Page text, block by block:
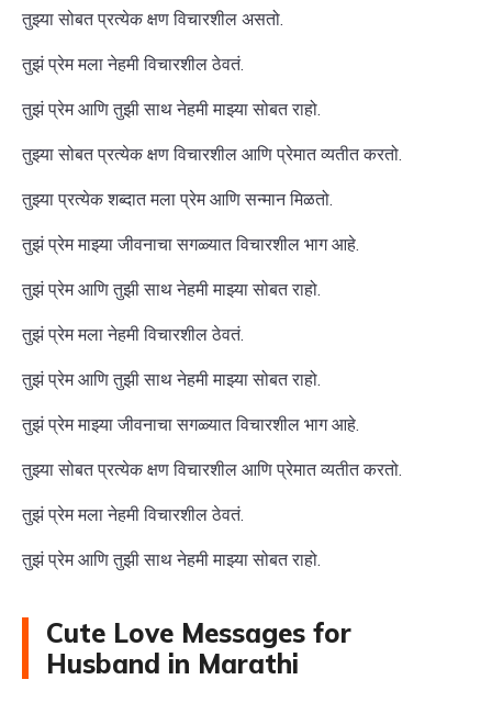
तुझ्या सोबत प्रत्येक क्षण विचारशील असतो.
तुझं प्रेम मला नेहमी विचारशील ठेवतं.
तुझं प्रेम आणि तुझी साथ नेहमी माझ्या सोबत राहो.
तुझ्या सोबत प्रत्येक क्षण विचारशील आणि प्रेमात व्यतीत करतो.
तुझ्या प्रत्येक शब्दात मला प्रेम आणि सन्मान मिळतो.
तुझं प्रेम माझ्या जीवनाचा सगळ्यात विचारशील भाग आहे.
तुझं प्रेम आणि तुझी साथ नेहमी माझ्या सोबत राहो.
तुझं प्रेम मला नेहमी विचारशील ठेवतं.
तुझं प्रेम आणि तुझी साथ नेहमी माझ्या सोबत राहो.
तुझं प्रेम माझ्या जीवनाचा सगळ्यात विचारशील भाग आहे.
तुझ्या सोबत प्रत्येक क्षण विचारशील आणि प्रेमात व्यतीत करतो.
तुझं प्रेम मला नेहमी विचारशील ठेवतं.
तुझं प्रेम आणि तुझी साथ नेहमी माझ्या सोबत राहो.
Cute Love Messages for
Husband in Marathi